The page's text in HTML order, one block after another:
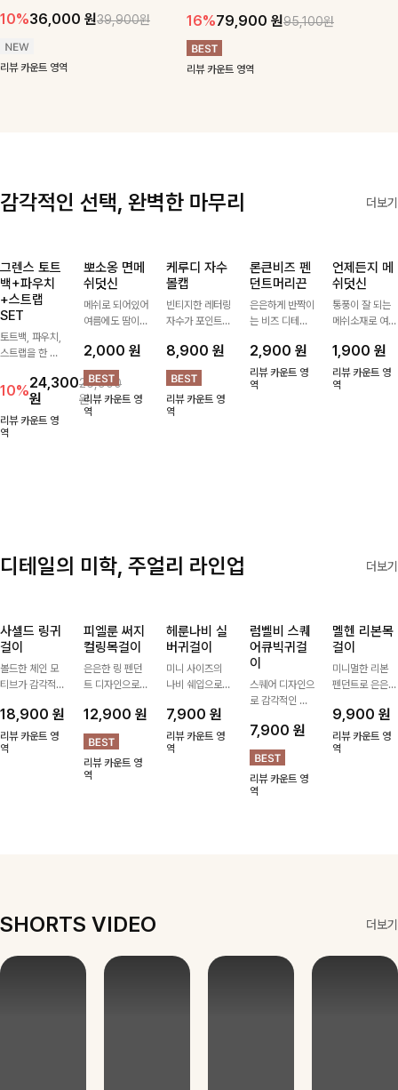
10%36,000 원39,900원
리뷰 카운트 영역
16%79,900 원95,100원
리뷰 카운트 영역
감각적인 선택, 완벽한 마무리 더보기
그렌스 토트
백+파우치
+스트랩
SET
토트백, 파우치,
스트랩을 한 번
ITEM활용도 높
게 어디에든 다
양하게 즐겨주세
요 ;)
10%24,300
원
26,900
원
리뷰 카운트 영
역
뽀소옹 면메
쉬덧신
메쉬로 되어있어
여름에도 땀이
음도 당당해지세
요:-)
2,000 원
리뷰 카운트 영
역
케루디 자수
볼캡
빈티지한 레터링
자수가 포인트가
에 자연스럽게
어우러지는 볼
캡!베이직한 컬
러와 깔끔한 쉐
입으로 캐주얼부
8,900원
리뷰 카운트 영
역
론큰비즈 펜
던트머리끈
은은하게 반짝이
는 비즈 디테일
트로 스타일에
센스를 더해주는
아이템, 탄탄한
2,900 원
리뷰 카운트 영
역
언제든지 메
쉬덧신
통풍이 잘 되는
메쉬소재로 여름
데일리로 신기
좋은 덧신이에요
^^
1,900원
리뷰 카운트 영
역
디테일의 미학, 주얼리 라인업 더보기
사셀드 링귀
걸이
볼드한 체인 모
티브가 감각적인
는 귀걸이- 심플
하면서도 존재감
있는 디자인으로
18,900 원
리뷰 카운트 영
역
피엘룬 써지
컬링목걸이
은은한 링 펜던
트 디자인으로
써지컬스틸 소재
로 변색 걱정 없
이 데일리로 착
용하기 좋아요-
12,900 원
리뷰 카운트 영
역
헤룬나비 실
버귀걸이
미니 사이즈의
나비 쉐입으로
내어줄 이어링,
과하지 않은 포
인트가 되어줘
7,900원
리뷰 카운트 영
역
럼벨비 스퀘
어큐빅귀걸
이
스퀘어 디자인으
로 감각적인 무
안에 큐빅을 담
아 더욱 고급스
럽게 연출되는
귀걸이에요~!
7,900 원
리뷰 카운트 영
역
멜헨 리본목
걸이
미니멀한 리본
펜던트로 은은한
는 목걸이예요.
골드, 실버 컬러
로 구성돼 어떤
9,900원
리뷰 카운트 영
역
SHORTS VIDEO 더보기